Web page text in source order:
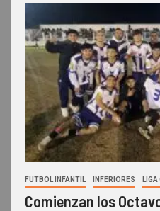
FUTBOL INFANTIL INFERIORES
Comienzan los